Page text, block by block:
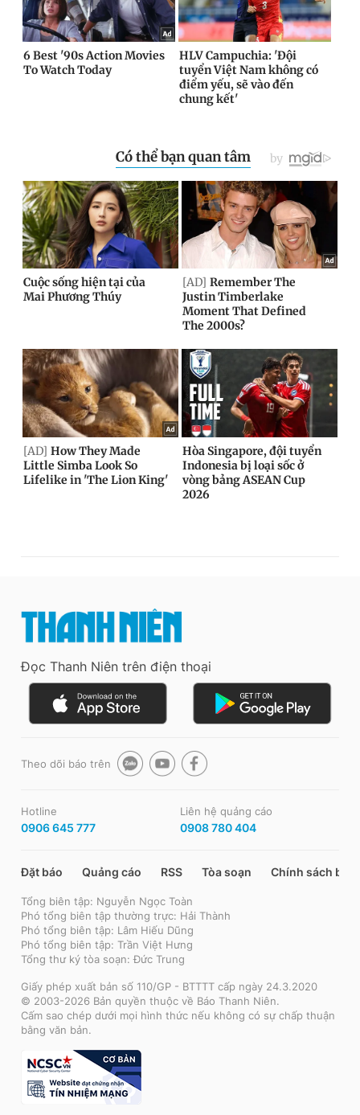
Đọc Thanh Niên trên điện thoại
Theo dõi báo trên
Hotline
0906 645 777
Liên hệ quảng cáo
0908 780 404
Đặt báo Quảng cáo RSS Tòa soạn Chính sách bảo
Tổng biên tập: Nguyễn Ngọc Toàn
Phó tổng biên tập thường trực: Hải Thành
Phó tổng biên tập: Lâm Hiếu Dũng
Phó tổng biên tập: Trần Việt Hưng
Tổng thư ký tòa soạn: Đức Trung
Giấy phép xuất bản số 110/GP - BTTTT cấp ngày 24.3.2020
© 2003-2026 Bản quyền thuộc về Báo Thanh Niên.
Cấm sao chép dưới mọi hình thức nếu không có sự chấp thuận
bằng văn bản.